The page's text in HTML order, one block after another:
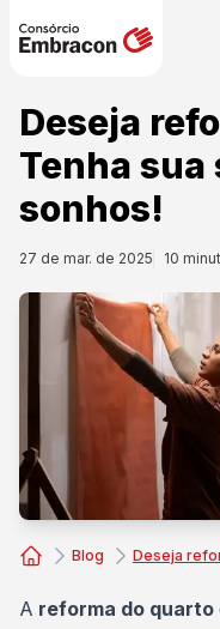
Deseja
Tenha sua
sonhos!
27 de mar. de 2025 10
Blog
A reforma do quarto